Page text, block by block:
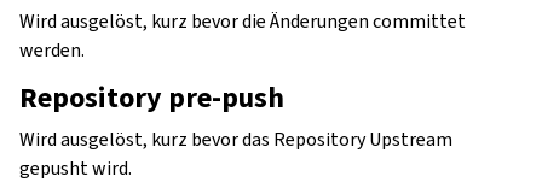
Wird ausgelöst, kurz bevor die Änderungen committet
werden.
Repository pre-push
Wird ausgelöst, kurz bevor das Repository Upstream
gepusht wird.